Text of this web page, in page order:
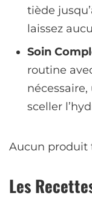
tiède
laissez
Soin
routine
sceller
Aucun produit
Les